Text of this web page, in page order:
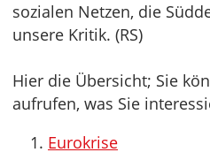
sozialen Netzen, die
unsere Kritik. (RS)
Hier die Übersicht; Sie
aufrufen, was Sie
Eurokrise